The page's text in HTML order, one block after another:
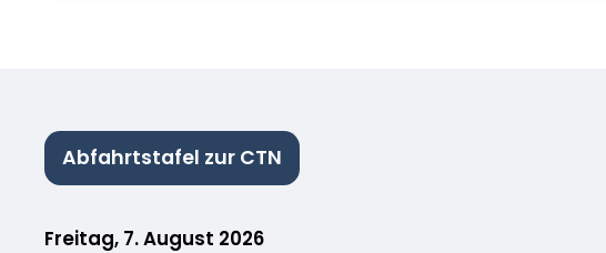
Abfahrtstafel zur CTN
Freitag, 7. August 2026